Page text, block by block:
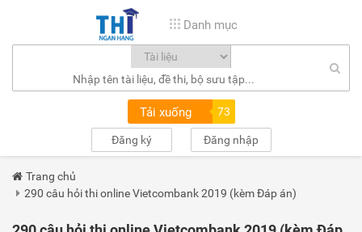
Danh mục
Tải xuống 73
Đăng ký Đăng nhập
Trang chủ
290 câu hỏi thi online Vietcombank 2019 (kèm Đáp án)